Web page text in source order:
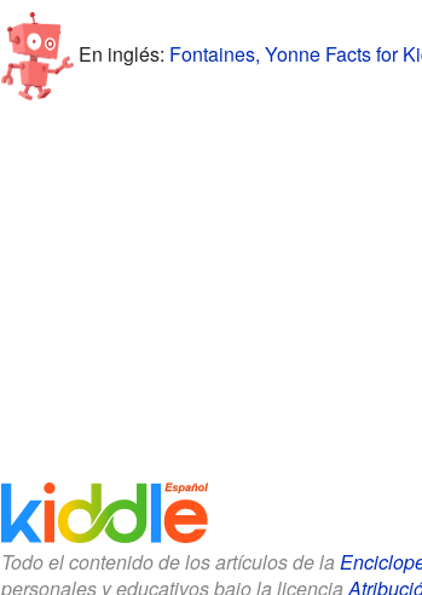
En inglés: Fontaines, Yonne Facts for
Todo el contenido de los artículos de la
personales y educativos bajo la licencia